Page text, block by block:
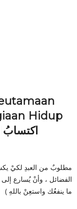
Hidup
مطلوبٌ من العبدِ لكيْ
الفضائل ، وأنْ يُسارع
ما ينفعُك واستعِنْ باللهِ )